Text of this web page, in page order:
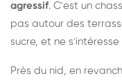
agressif. C'est un
pas autour des
sucre, et ne
Près du nid, en